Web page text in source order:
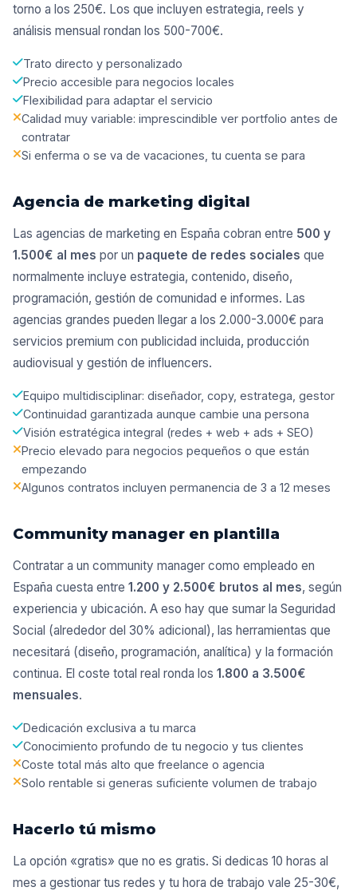
torno a los 250€. Los que incluyen estrategia, reels y
análisis mensual rondan los 500-700€.
Trato directo y personalizado
Precio accesible para negocios locales
Flexibilidad para adaptar el servicio
Calidad muy variable: imprescindible ver portfolio antes de
contratar
Si enferma o se va de vacaciones, tu cuenta se para
Agencia de marketing digital
Las agencias de marketing en España cobran entre 500 y
1.500€ al mes por un paquete de redes sociales que
normalmente incluye estrategia, contenido, diseño,
programación, gestión de comunidad e informes. Las
agencias grandes pueden llegar a los 2.000-3.000€ para
servicios premium con publicidad incluida, producción
audiovisual y gestión de influencers.
Equipo multidisciplinar: diseñador, copy, estratega, gestor
Continuidad garantizada aunque cambie una persona
Visión estratégica integral (redes + web + ads + SEO)
Precio elevado para negocios pequeños o que están
empezando
Algunos contratos incluyen permanencia de 3 a 12 meses
Community manager en plantilla
Contratar a un community manager como empleado en
España cuesta entre 1.200 y 2.500€ brutos al mes, según
experiencia y ubicación. A eso hay que sumar la Seguridad
Social (alrededor del 30% adicional), las herramientas que
necesitará (diseño, programación, analítica) y la formación
continua. El coste total real ronda los 1.800 a 3.500€
mensuales.
Dedicación exclusiva a tu marca
Conocimiento profundo de tu negocio y tus clientes
Coste total más alto que freelance o agencia
Solo rentable si generas suficiente volumen de trabajo
Hacerlo tú mismo
La opción «gratis» que no es gratis. Si dedicas 10 horas al
mes a gestionar tus redes y tu hora de trabajo vale 25-30€,